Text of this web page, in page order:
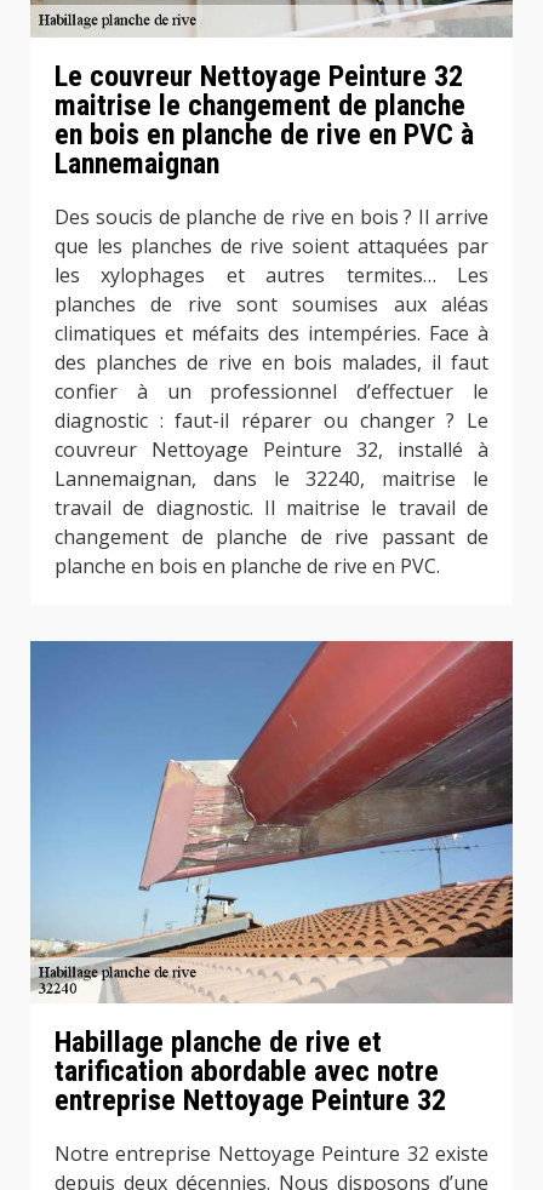
Le couvreur Nettoyage Peinture 32
maitrise le changement de planche
en bois en planche de rive en PVC à
Lannemaignan
Des soucis de planche de rive en bois ? Il arrive
que les planches de rive soient attaquées par
les xylophages et autres termites… Les
planches de rive sont soumises aux aléas
climatiques et méfaits des intempéries. Face à
des planches de rive en bois malades, il faut
confier à un professionnel d’effectuer le
diagnostic : faut-il réparer ou changer ? Le
couvreur Nettoyage Peinture 32, installé à
Lannemaignan, dans le 32240, maitrise le
travail de diagnostic. Il maitrise le travail de
changement de planche de rive passant de
planche en bois en planche de rive en PVC.
Habillage planche de rive et
tarification abordable avec notre
entreprise Nettoyage Peinture 32
Notre entreprise Nettoyage Peinture 32 existe
depuis deux décennies. Nous disposons d’une